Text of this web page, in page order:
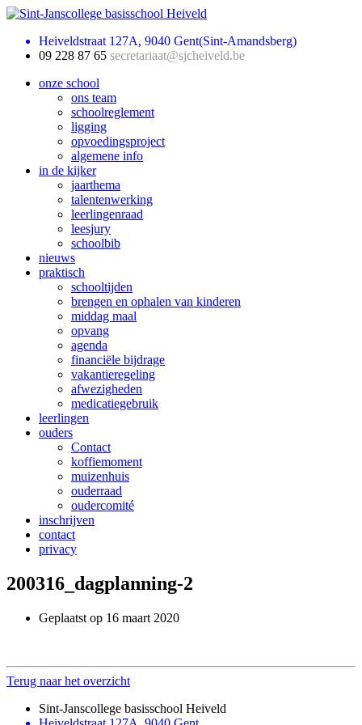
Heiveldstraat 127A, 9040 Gent(Sint-Amandsberg)
09 228 87 65 secretariaat@sjcheiveld.be
onze school
ons team
schoolreglement
ligging
opvoedingsproject
algemene info
in de kijker
jaarthema
talentenwerking
leerlingenraad
leesjury
schoolbib
nieuws
praktisch
schooltijden
brengen en ophalen van kinderen
middag maal
opvang
agenda
financiële bijdrage
vakantieregeling
afwezigheden
medicatiegebruik
leerlingen
ouders
Contact
koffiemoment
muizenhuis
ouderraad
oudercomité
inschrijven
contact
privacy
200316_dagplanning-2
Geplaatst op 16 maart 2020
Terug naar het overzicht
Sint-Janscollege basisschool Heiveld